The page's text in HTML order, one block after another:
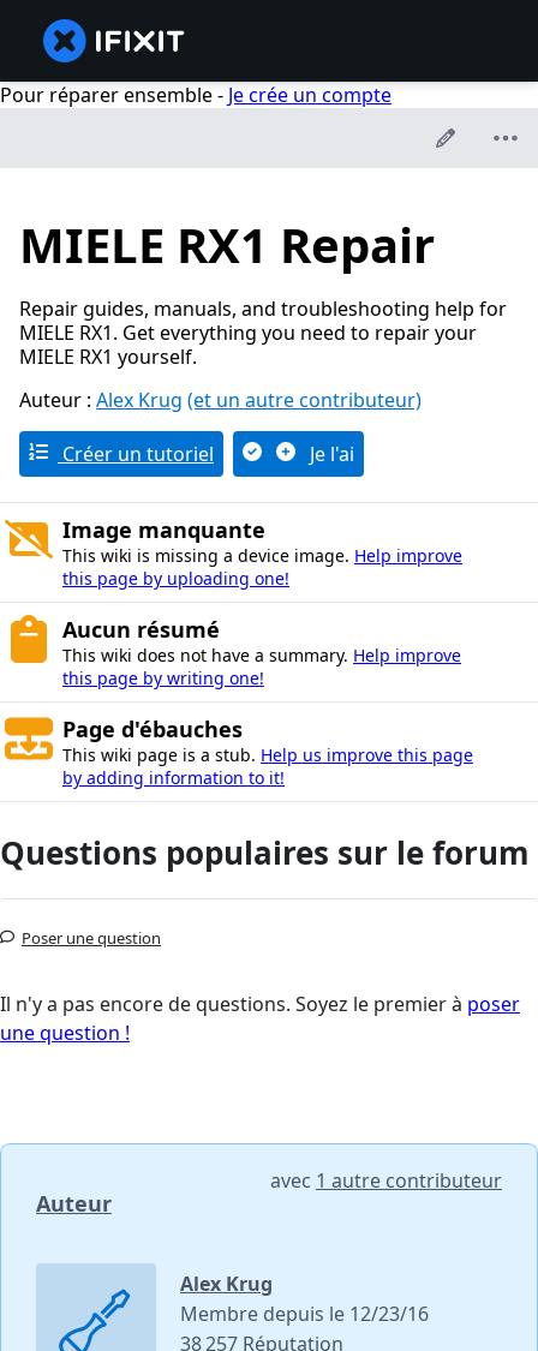
Pour réparer ensemble - Je crée un compte
MIELE RX1 Repair
Repair guides, manuals, and troubleshooting help for
MIELE RX1. Get everything you need to repair your
MIELE RX1 yourself.
Auteur : Alex Krug (et un autre contributeur)
Créer un tutoriel Je l'ai
Image manquante
This wiki is missing a device image. Help improve
this page by uploading one!
Aucun résumé
This wiki does not have a summary. Help improve
this page by writing one!
Page d'ébauches
This wiki page is a stub. Help us improve this page
by adding information to it!
Questions populaires sur le forum
Poser une question
Il n'y a pas encore de questions. Soyez le premier à poser
une question !
Auteur
avec 1 autre contributeur
Alex Krug
Membre depuis le 12/23/16
38 257 Réputation